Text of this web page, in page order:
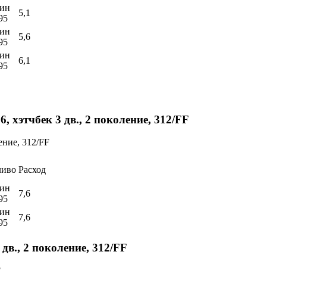
5,1
5,6
6,1
хэтчбек 3 дв., 2 поколение, 312/FF
Расход
7,6
7,6
2 поколение, 312/FF